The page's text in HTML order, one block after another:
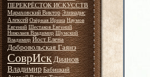
ПЕРЕКРЁСТОК ИСКУССТВ
Мараховский Виктор Элпиадис
Алексей Озёрная Ирина Наумов
Евгений Шестаков Евгений
Николаев Владимир Шумский
Владимир Йост Елена
Добровольская Гаянэ
СоврИскДианов
Владимир Бабицкий